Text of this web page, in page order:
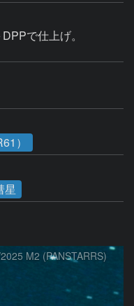
で仕上げ。
）
星
M2 (PANSTARRS)